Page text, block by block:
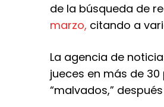
de la búsqueda de
marzo, citando a
La agencia de
jueces en más de 30
“malvados,”